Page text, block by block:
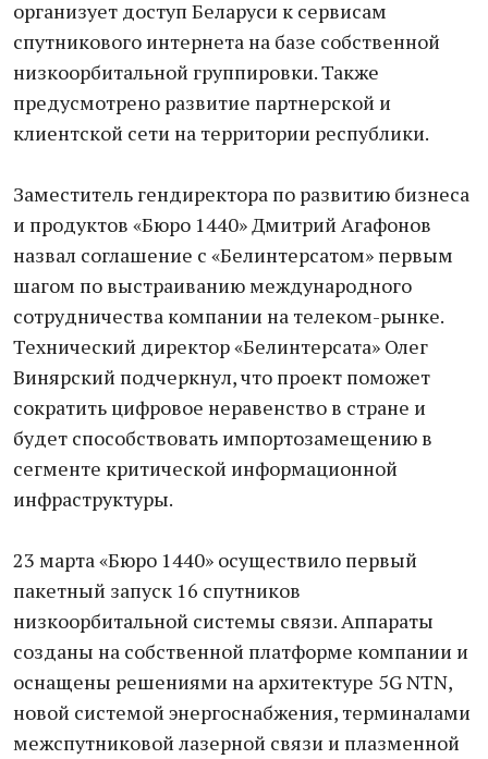
организует доступ Беларуси к сервисам
спутникового интернета на базе собственной
низкоорбитальной группировки. Также
предусмотрено развитие партнерской и
клиентской сети на территории республики.
Заместитель гендиректора по развитию бизнеса
и продуктов «Бюро 1440» Дмитрий Агафонов
назвал соглашение с «Белинтерсатом» первым
шагом по выстраиванию международного
сотрудничества компании на телеком-рынке.
Технический директор «Белинтерсата» Олег
Винярский подчеркнул, что проект поможет
сократить цифровое неравенство в стране и
будет способствовать импортозамещению в
сегменте критической информационной
инфраструктуры.
23 марта «Бюро 1440» осуществило первый
пакетный запуск 16 спутников
низкоорбитальной системы связи. Аппараты
созданы на собственной платформе компании и
оснащены решениями на архитектуре 5G NTN,
новой системой энергоснабжения, терминалами
межспутниковой лазерной связи и плазменной